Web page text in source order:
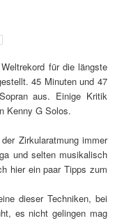
für die längste
45 Minuten und 47
aus. Einige Kritik
Kenny G Solos.
Zirkularatmung immer
und selten musikalisch
hier ein paar Tipps zum
dieser Techniken, bei
es nicht gelingen mag